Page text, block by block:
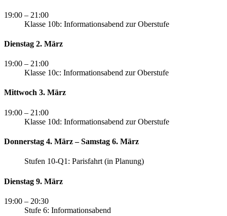
19:00 – 21:00
Klasse 10b: Informationsabend zur Oberstufe
Dienstag 2. März
19:00 – 21:00
Klasse 10c: Informationsabend zur Oberstufe
Mittwoch 3. März
19:00 – 21:00
Klasse 10d: Informationsabend zur Oberstufe
Donnerstag 4. März – Samstag 6. März
Stufen 10-Q1: Parisfahrt (in Planung)
Dienstag 9. März
19:00 – 20:30
Stufe 6: Informationsabend